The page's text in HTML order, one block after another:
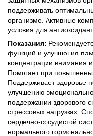
поддерживать
организме. Активные
условия для
Показания:
функций и улучшения
концентрации внимания
Помогает при
Поддерживает здоровье
улучшению
поддержании здорового
стрессовых нагрузках.
сердечно-сосудистой
нормального